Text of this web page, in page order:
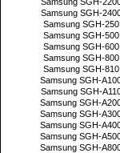
Samsung SGH-
Samsung SGH-250
Samsung SGH-500
Samsung SGH-600
Samsung SGH-800
Samsung SGH-810
Samsung SGH-
Samsung SGH-
Samsung SGH-
Samsung SGH-
Samsung SGH-
Samsung SGH-
Samsung SGH-